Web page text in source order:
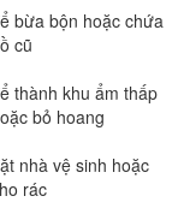
bừa bộn hoặc chứa
cũ
thành khu ẩm thấp
bỏ hoang
nhà vệ sinh hoặc
rác